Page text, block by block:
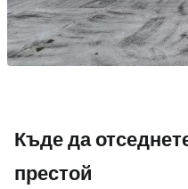
Къде да
престой